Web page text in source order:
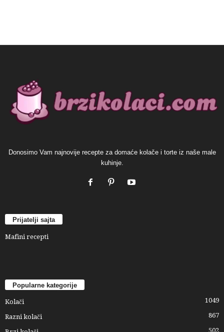
Donosimo Vam najnovije recepte za domaće kolače i torte iz naše male
kuhinje.
Prijatelji sajta
Mafini recepti
Popularne kategorije
Kolači 1049
Razni kolači 867
502